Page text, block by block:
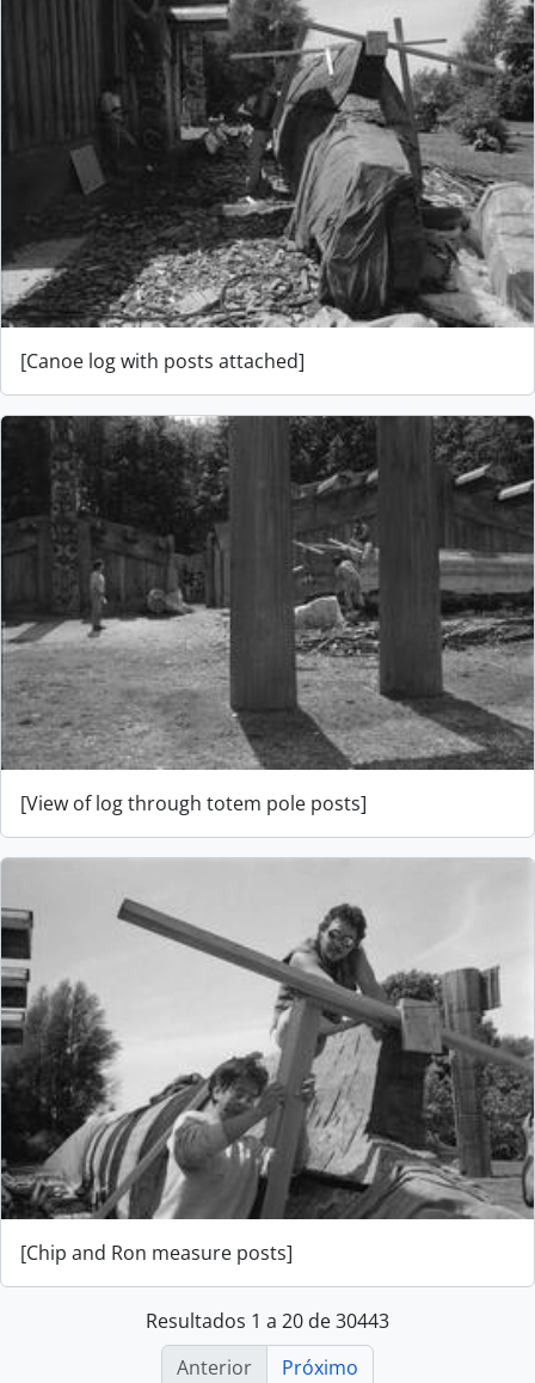
[Canoe log with posts attached]
[View of log through totem pole posts]
[Chip and Ron measure posts]
Resultados 1 a 20 de 30443
Anterior
Próximo